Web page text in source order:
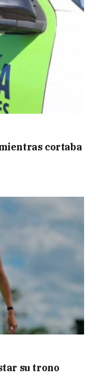
cortaba
su trono